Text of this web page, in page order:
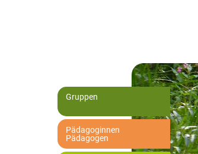
Gruppen
Pädagoginnen
Pädagogen